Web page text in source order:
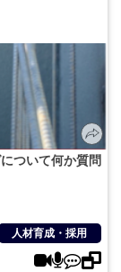
ついて何か質問
人材育成・採用